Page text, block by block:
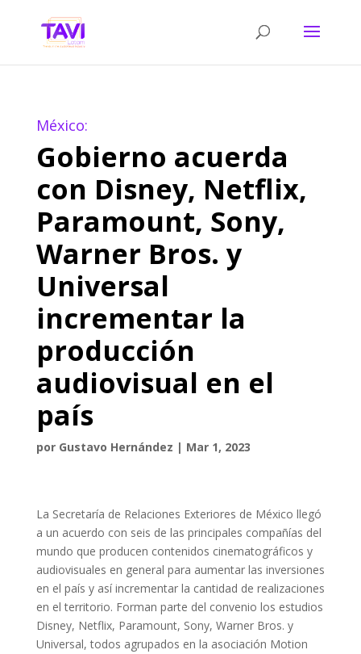
México:
Gobierno acuerda
con Disney, Netflix,
Paramount, Sony,
Warner Bros. y
Universal
incrementar la
producción
audiovisual en el
país
por Gustavo Hernández | Mar 1, 2023
La Secretaría de Relaciones Exteriores de México llegó
a un acuerdo con seis de las principales compañías del
mundo que producen contenidos cinematográficos y
audiovisuales en general para aumentar las inversiones
en el país y así incrementar la cantidad de realizaciones
en el territorio. Forman parte del convenio los estudios
Disney, Netflix, Paramount, Sony, Warner Bros. y
Universal, todos agrupados en la asociación Motion